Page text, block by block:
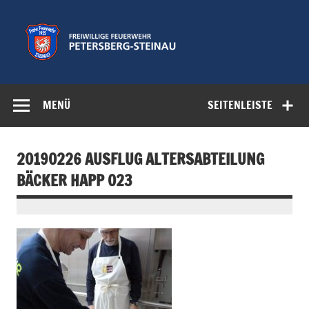
springen
Feuerwehr
Petersberg-
SEITENLEISTE
MENÜ
20190226 AUSFLUG ALTERSABTEILUNG
BÄCKER HAPP 023